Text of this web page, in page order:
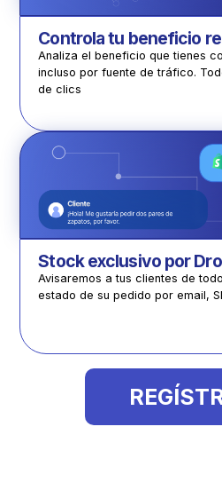
Controla tu beneficio
Analiza el beneficio que tienes
incluso por fuente de tráfico.
de clics
Stock exclusivo por
Avisaremos a tus clientes de
estado de su pedido por email,